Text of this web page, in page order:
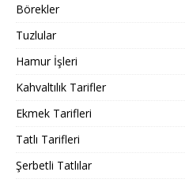
Börekler
Tuzlular
Hamur İşleri
Kahvaltılık Tarifler
Ekmek Tarifleri
Tatlı Tarifleri
Şerbetli Tatlılar